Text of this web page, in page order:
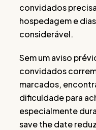
convidados
hospedagem e
considerável.
Sem um aviso
convidados
marcados,
dificuldade para
especialmente
save the date